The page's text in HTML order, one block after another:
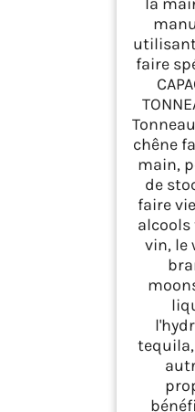
faire
chêne
main,
de
faire
alcools
vin, le